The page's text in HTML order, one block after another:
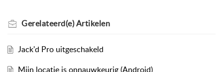
Gerelateerd(e)Artikelen
Jack'd Pro uitgeschakeld
Mijn locatie is onnauwkeurig (Android)